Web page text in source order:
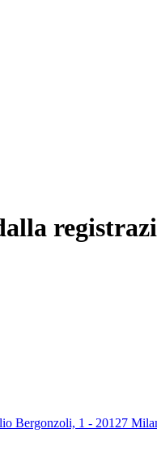
Bergonzoli, 1 - 20127